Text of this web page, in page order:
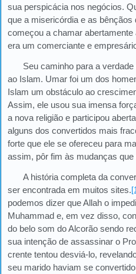
sua perspicácia nos negócios.
que a misericórdia e as bênçãos
começou a chamar
era um comerciante e
Seu caminho para a
ao Islam. Umar foi um dos
Islam um obstáculo ao
Assim, ele usou sua imensa
a nova religião e participou
alguns dos convertidos mais
forte que ele se ofereceu para
assim, pôr fim às mudanças
A história completa da
ser encontrada em muitos sites.
podemos dizer que Allah o
Muhammad e, em vez disso,
do belo som do Alcorão sendo
sua intenção de assassinar o
crente tentou desviá-lo,
seu marido haviam se